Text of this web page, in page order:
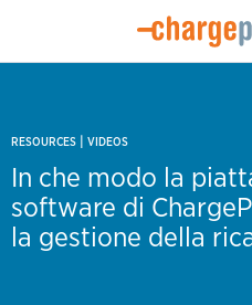
RESOURCES | VIDEOS
In che modo la
software di
la gestione della